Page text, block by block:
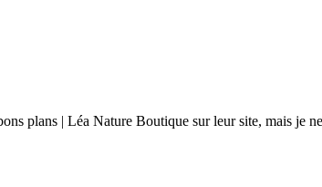
plans | Léa Nature Boutique sur leur site, mais je